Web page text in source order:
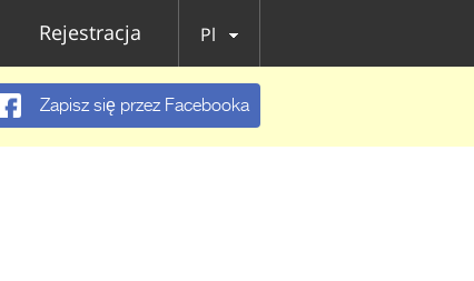
Rejestracja Pl
Zapisz się przez Facebooka